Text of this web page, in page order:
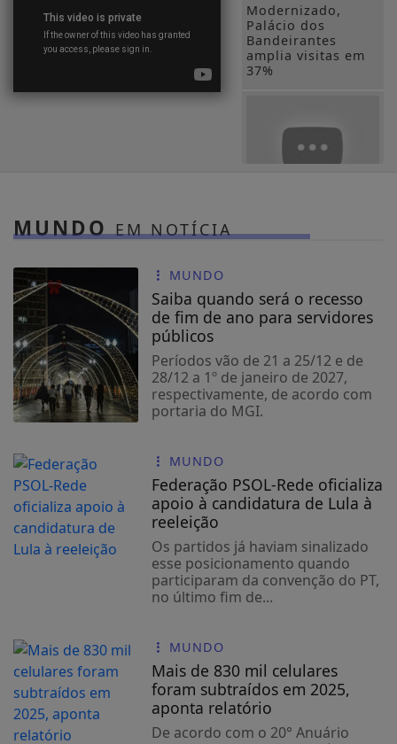
Modernizado,
Palácio dos
Bandeirantes
amplia visitas em
37%
Passe Escolar
Ministério da
Cultura assina
acordo de gestão
compartilhada do
Turismo: Nosso
trabalho gera
empregos
MUNDOEM NOTÍCIA
MUNDO
Saiba quando será o recesso
de fim de ano para servidores
públicos
Períodos vão de 21 a 25/12 e de
28/12 a 1º de janeiro de 2027,
respectivamente, de acordo com
portaria do MGI.
MUNDO
Federação PSOL-Rede oficializa
apoio à candidatura de Lula à
reeleição
Os partidos já haviam sinalizado
esse posicionamento quando
participaram da convenção do PT,
no último fim de...
MUNDO
Mais de 830 mil celulares
foram subtraídos em 2025,
aponta relatório
De acordo com o 20° Anuário